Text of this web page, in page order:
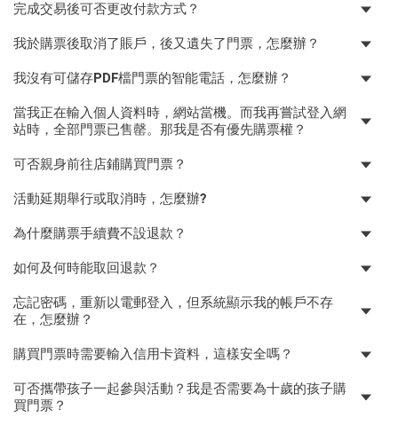
完成交易後可否更改付款方式？
我於購票後取消了賬戶，後又遺失了門票，怎麼辦？
我沒有可儲存PDF檔門票的智能電話，怎麼辦？
當我正在輸入個人資料時，網站當機。而我再嘗試登入網
站時，全部門票已售罄。那我是否有優先購票權？
可否親身前往店鋪購買門票？
活動延期舉行或取消時，怎麼辦?
為什麼購票手續費不設退款？
如何及何時能取回退款？
忘記密碼，重新以電郵登入，但系統顯示我的帳戶不存
在，怎麼辦？
購買門票時需要輸入信用卡資料，這樣安全嗎？
可否攜帶孩子一起參與活動？我是否需要為十歲的孩子購
買門票？